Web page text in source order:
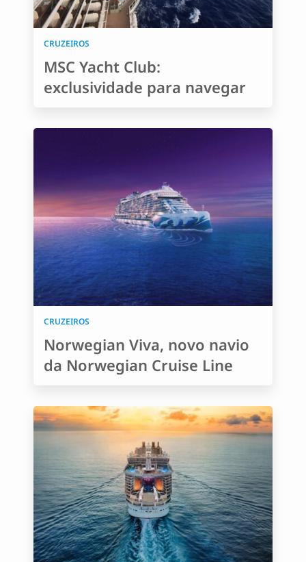
CRUZEIROS
MSC Yacht Club:
exclusividade para navegar
CRUZEIROS
Norwegian Viva, novo navio
da Norwegian Cruise Line